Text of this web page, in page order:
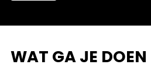
WAT GA JE DOEN